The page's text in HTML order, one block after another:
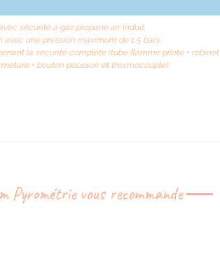
sécurité à gaz propane air induit.
une pression maximum de 1,5 bars.
la sécurité complète (tube flamme pilote + robinet
+ bouton poussoir et thermocouple).
Pyrométrie vous recommande